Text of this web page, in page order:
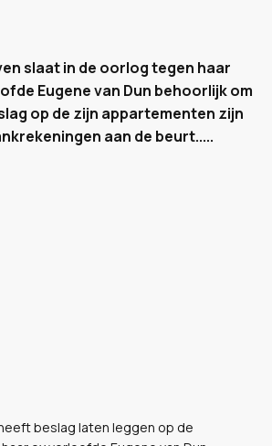
slaat in de oorlog tegen haar
Eugene van Dun behoorlijk om
op de zijn appartementen zijn
aan de beurt.....
beslag laten leggen op de